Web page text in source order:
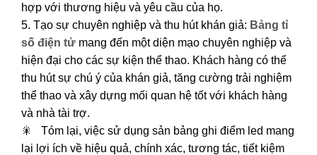
hợp với thương hiệu và yêu cầu của họ.
5. Tạo sự chuyên nghiệp và thu hút khán giả: Bảng tỉ
số điện tử mang đến một diện mạo chuyên nghiệp và
hiện đại cho các sự kiện thể thao. Khách hàng có thể
thu hút sự chú ý của khán giả, tăng cường trải nghiệm
thể thao và xây dựng mối quan hệ tốt với khách hàng
và nhà tài trợ.
🎇 Tóm lại, việc sử dụng sản bảng ghi điểm led mang
lại lợi ích về hiệu quả, chính xác, tương tác, tiết kiệm